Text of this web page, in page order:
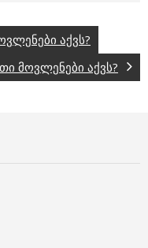
აქვს?
მოვლენები აქვს?